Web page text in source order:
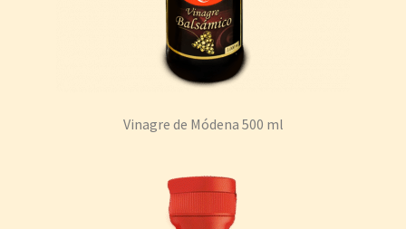
Vinagre de Módena 500 ml